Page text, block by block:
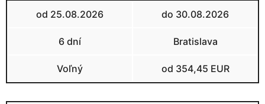
od 25.08.2026 do 30.08.2026
6 dní Bratislava
Voľný od 354,45 EUR